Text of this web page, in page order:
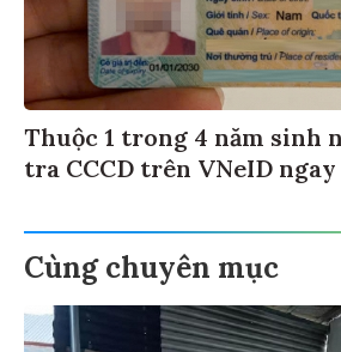
Thuộc 1 trong 4 năm sinh
tra CCCD trên VNeID ngay
Cùng chuyên mục